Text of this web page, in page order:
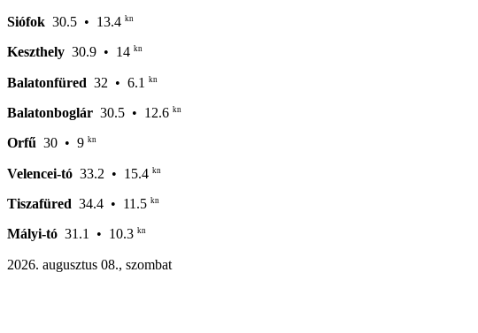
Siófok 30.5 • 13.4 kn
Keszthely 30.9 • 14 kn
Balatonfüred 32 • 6.1 kn
Balatonboglár 30.5 • 12.6 kn
Orfű 30 • 9 kn
Velencei-tó 33.2 • 15.4 kn
Tiszafüred 34.4 • 11.5 kn
Mályi-tó 31.1 • 10.3 kn
2026. augusztus 08., szombat